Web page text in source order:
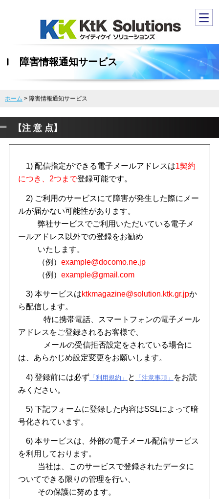
障害情報通知サービス
ホーム > 障害情報通知サービス
【注 意 点】
1) 配信指定ができる電子メールアドレスは1契約
につき、2つまで登録可能です。
2) ご利用のサービスにて障害が発生した際にメー
ルが届かない可能性があります。
弊社サービスでご利用いただいている電子メ
ールアドレス以外での登録をお勧め
いたします。
（例） example@docomo.ne.jp
（例） example@gmail.com
3) 本サービスはktkmagazine@solution.ktk.gr.jpか
ら配信します。
特に携帯電話、スマートフォンの電子メール
アドレスをご登録されるお客様で、
メールの受信拒否設定をされている場合に
は、あらかじめ設定変更をお願いします。
4) 登録前には必ず「利用規約」 と 「注意事項」 をお読
みください。
5) 下記フォームに登録した内容はSSLによって暗
号化されています。
6) 本サービスは、外部の電子メール配信サービス
を利用しております。
当社は、このサービスで登録されたデータに
ついてできる限りの管理を行い、
その保護に努めます。